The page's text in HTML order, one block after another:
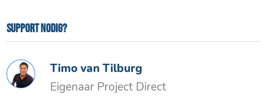
Support nodig?
Timo van Tilburg
Eigenaar Project Direct